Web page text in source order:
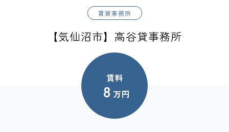
賃貸事務所
【気仙沼市】高谷貸事務所
賃料
8 万円